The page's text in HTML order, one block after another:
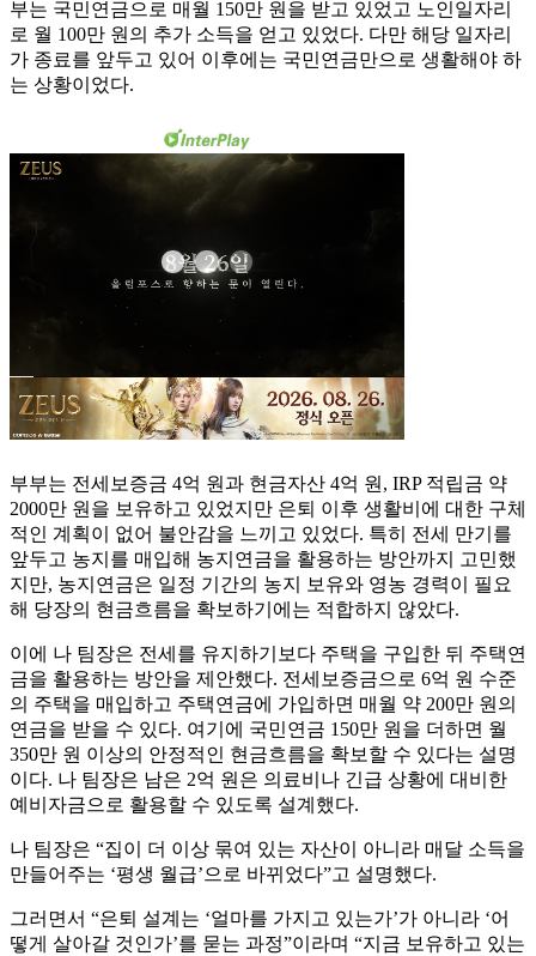
부는 국민연금으로 매월 150만 원을 받고 있었고 노인일자리
로 월 100만 원의 추가 소득을 얻고 있었다. 다만 해당 일자리
가 종료를 앞두고 있어 이후에는 국민연금만으로 생활해야 하
는 상황이었다.
부부는 전세보증금 4억 원과 현금자산 4억 원, IRP 적립금 약
2000만 원을 보유하고 있었지만 은퇴 이후 생활비에 대한 구체
적인 계획이 없어 불안감을 느끼고 있었다. 특히 전세 만기를
앞두고 농지를 매입해 농지연금을 활용하는 방안까지 고민했
지만, 농지연금은 일정 기간의 농지 보유와 영농 경력이 필요
해 당장의 현금흐름을 확보하기에는 적합하지 않았다.
이에 나 팀장은 전세를 유지하기보다 주택을 구입한 뒤 주택연
금을 활용하는 방안을 제안했다. 전세보증금으로 6억 원 수준
의 주택을 매입하고 주택연금에 가입하면 매월 약 200만 원의
연금을 받을 수 있다. 여기에 국민연금 150만 원을 더하면 월
350만 원 이상의 안정적인 현금흐름을 확보할 수 있다는 설명
이다. 나 팀장은 남은 2억 원은 의료비나 긴급 상황에 대비한
예비자금으로 활용할 수 있도록 설계했다.
나 팀장은 “집이 더 이상 묶여 있는 자산이 아니라 매달 소득을
만들어주는 ‘평생 월급’으로 바뀌었다”고 설명했다.
그러면서 “은퇴 설계는 ‘얼마를 가지고 있는가’가 아니라 ‘어
떻게 살아갈 것인가’를 묻는 과정”이라며 “지금 보유하고 있는